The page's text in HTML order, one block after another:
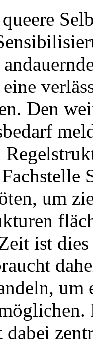
Den
um
ist
dabei